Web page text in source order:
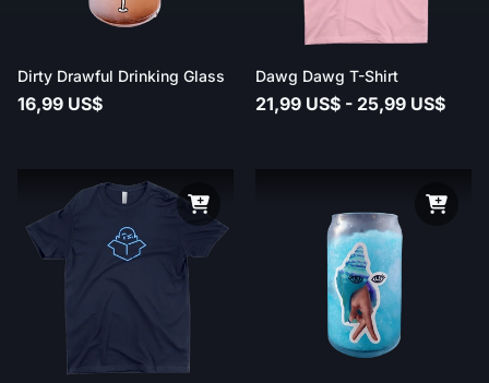
Dirty Drawful Drinking Glass
16,99 US$
Dawg Dawg T-Shirt
21,99 US$ - 25,99 US$